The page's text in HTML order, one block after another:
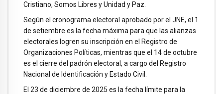
Cristiano, Somos Libres y Unidad y Paz.
Según el cronograma electoral aprobado por el JNE, el 1
de setiembre es la fecha máxima para que las alianzas
electorales logren su inscripción en el Registro de
Organizaciones Políticas, mientras que el 14 de octubre
es el cierre del padrón electoral, a cargo del Registro
Nacional de Identificación y Estado Civil.
El 23 de diciembre de 2025 es la fecha límite para la